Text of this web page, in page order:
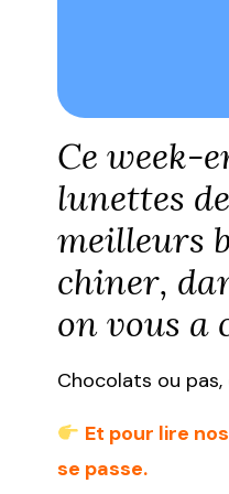
Ce week-
lunettes
meilleurs
chiner,
on vous a
Chocolats ou pas,
Et pour lire
se passe.